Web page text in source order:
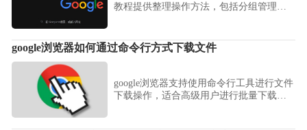
教程提供整理操作方法，包括分组管理、
google浏览器如何通过命令行方式下载文件
google浏览器支持使用命令行工具进行文件
下载操作，适合高级用户进行批量下载和